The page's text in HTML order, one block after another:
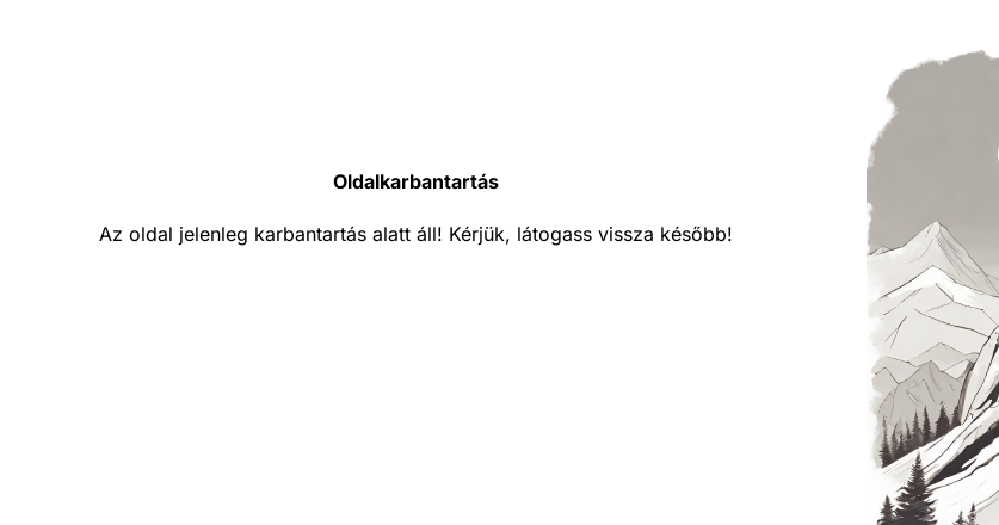
Oldalkarbantartás
Az oldal jelenleg karbantartás alatt áll! Kérjük, látogass vissza később!